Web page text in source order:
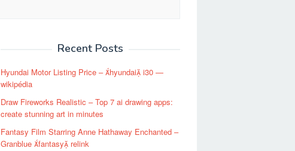
Recent Posts
Hyundai Motor Listing Price – hyundai i30 —
wikipédia
Draw Fireworks Realistic – Top 7 ai drawing apps:
create stunning art in minutes
Fantasy Film Starring Anne Hathaway Enchanted –
Granblue fantasy relink